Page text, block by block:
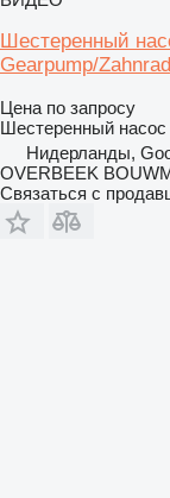
Шестеренный
Gearpump/
Цена по запросу
Шестеренный насос
Нидерланды,
OVERBEEK
Связаться с